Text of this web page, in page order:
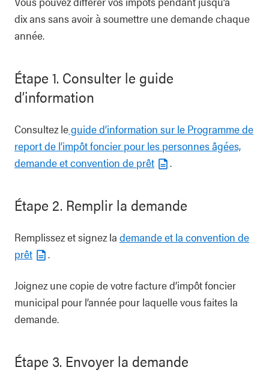
dix ans sans avoir à soumettre une demande chaque
année.
Étape 1. Consulter le guide
d’information
Consultez leguide d’information sur le Programme de
report de l’impôt foncier pour les personnes âgées,
demande et convention de prêt
.
Étape 2. Remplir la demande
Remplissez et signez la demande et la convention de
prêt
.
Joignez une copie de votre facture d’impôt foncier
municipal pour l’année pour laquelle vous faites la
demande.
Étape 3. Envoyer la demande